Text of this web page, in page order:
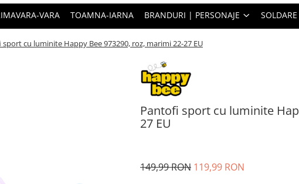
VARA TOAMNA-IARNA BRANDURI | PERSONAJE
cu luminite Happy Bee 973290, roz, marimi 22-27 EU
Pantofi sport cu luminite
27 EU
149,99 RON 119,99 RON